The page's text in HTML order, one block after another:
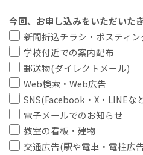
今回、お申し込みをいただいた
新聞折込チラシ・ポスティン
学校付近での案内配布
郵送物(ダイレクトメール)
Web検索・Web広告
SNS(Facebook・X・LINEな
電子メールでのお知らせ
教室の看板・建物
交通広告(駅や電車・電柱広